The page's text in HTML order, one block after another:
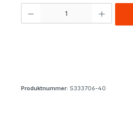
Produktnummer: S333706-40